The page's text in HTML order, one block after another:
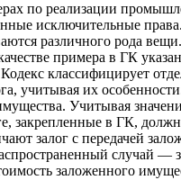
по реализации
исключи­тельные
различного рода
примера в ГК
классифицирует
их
Учитывая
закрепленные в ГК,
залог с передачей
случай —
заложенного